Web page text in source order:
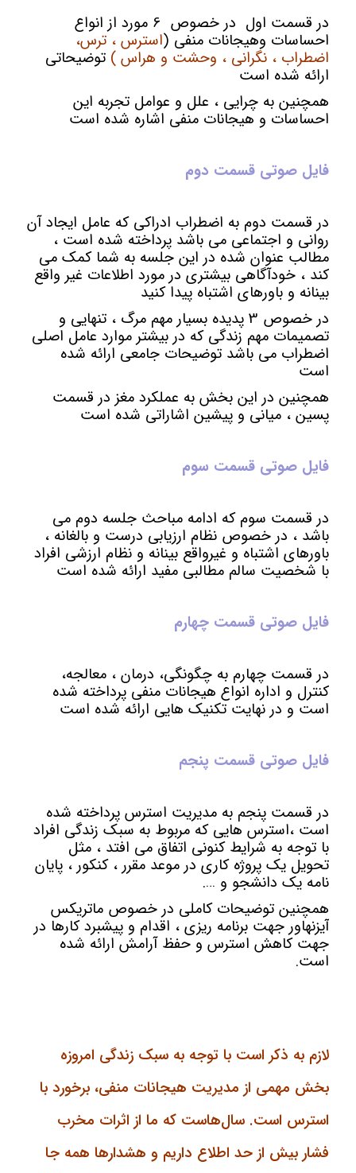
در قسمت اول در خصوص 6 مورد از انواع
احساسات وهیجانات منفی (استرس ، ترس،
اضطراب ، نگرانی ، وحشت و هراس ) توضیحاتی
ارائه شده است
همچنین به چرایی ، علل و عوامل تجربه این
احساسات و هیجانات منفی اشاره شده است
فایل صوتی قسمت دوم
در قسمت دوم به اضطراب ادراکی که عامل ایجاد آن
روانی و اجتماعی می باشد پرداخته شده است ،
مطالب عنوان شده در این جلسه به شما کمک می
کند ، خودآگاهی بیشتری در مورد اطلاعات غیر واقع
بینانه و باورهای اشتباه پیدا کنید
در خصوص 3 پدیده بسیار مهم مرگ ، تنهایی و
تصمیمات مهم زندگی که در بیشتر موارد عامل اصلی
اضطراب می باشد توضیحات جامعی ارائه شده
است
همچنین در این بخش به عملکرد مغز در قسمت
پسین ، میانی و پیشین اشاراتی شده است
فایل صوتی قسمت سوم
در قسمت سوم که ادامه مباحث جلسه دوم می
باشد ، در خصوص نظام ارزیابی درست و بالغانه ،
باورهای اشتباه و غیرواقع بینانه و نظام ارزشی افراد
با شخصیت سالم مطالبی مفید ارائه شده است
فایل صوتی قسمت چهارم
در قسمت چهارم به چگونگی، درمان ، معالجه،
کنترل و اداره انواع هیجانات منفی پرداخته شده
است و در نهایت تکنیک هایی ارائه شده است
فایل صوتی قسمت پنجم
در قسمت پنجم به مدیریت استرس پرداخته شده
است ،استرس هایی که مربوط به سبک زندگی افراد
با توجه به شرایط کنونی اتفاق می افتد ، مثل
تحویل یک پروژه کاری در موعد مقرر ، کنکور ، پایان
نامه یک دانشجو و ….
همچنین توضیحات کاملی در خصوص ماتریکس
آیزنهاور جهت برنامه ریزی ، اقدام و پیشبرد کارها در
جهت کاهش استرس و حفظ آرامش ارائه شده
است.
لازم به ذکر است با توجه به سبک زندگی امروزه
بخش مهمی از مدیریت هیجانات منفی، برخورد با
استرس است. سال‌هاست که ما از اثرات مخرب
فشار بیش از حد اطلاع داریم و هشدارها همه جا